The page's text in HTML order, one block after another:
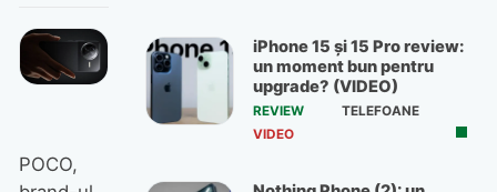
POCO,
iPhone 15 și 15 Pro review:
un moment bun pentru
upgrade? (VIDEO)
REVIEW
TELEFOANE
VIDEO